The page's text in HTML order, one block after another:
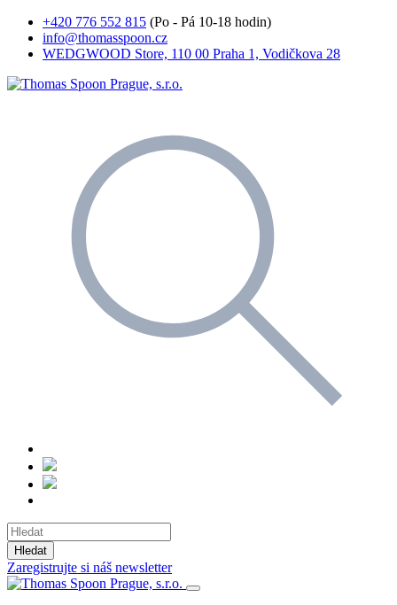
+420 776 552 815 (Po - Pá 10-18 hodin)
info@thomasspoon.cz
WEDGWOOD Store, 110 00 Praha 1, Vodičkova 28
Hledat
Zaregistrujte si náš newsletter